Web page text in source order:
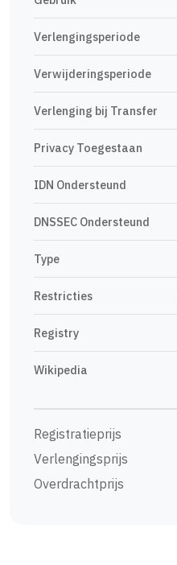
Verlengingsperiode
Verwijderingsperiode
Verlenging bij Transfer
Privacy Toegestaan
IDN Ondersteund
DNSSEC Ondersteund
Type
Restricties
Registry
Wikipedia
Registratieprijs
Verlengingsprijs
Overdrachtprijs